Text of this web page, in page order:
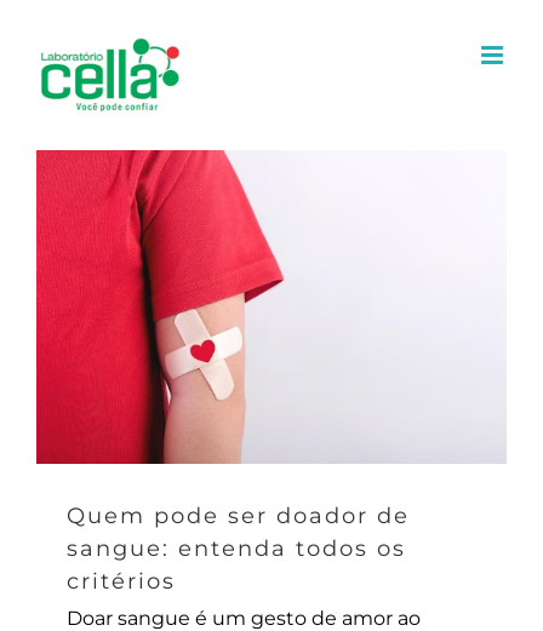
conteúdo
Quem pode ser doador de
sangue: entenda todos os
critérios
Doar sangue é um gesto de amor ao